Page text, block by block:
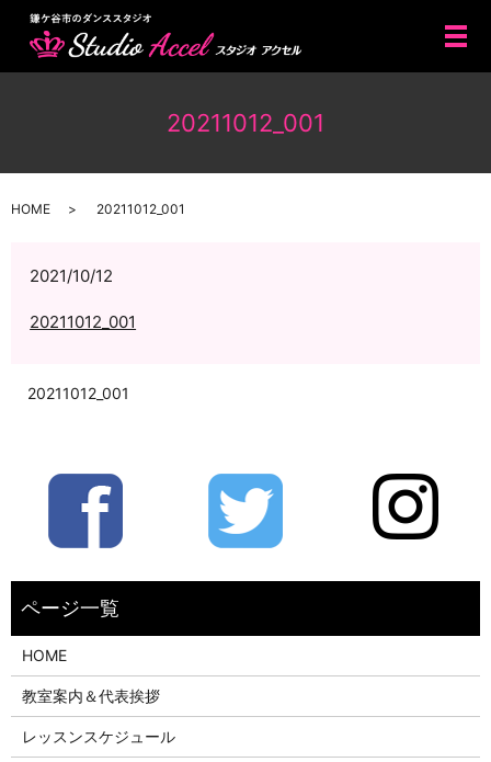
メ
20211012_001
HOME 20211012_001
2021/10/12
20211012_001
20211012_001
HOME
教室案内＆代表挨拶
レッスンスケジュール